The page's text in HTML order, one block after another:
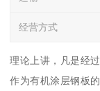
经营方式
理论上讲，凡是经
作为有机涂层钢板